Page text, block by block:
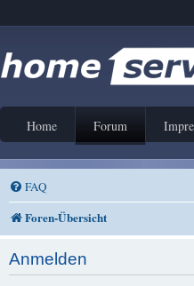
Home Forum
FAQ
Foren-Übersicht
Anmelden